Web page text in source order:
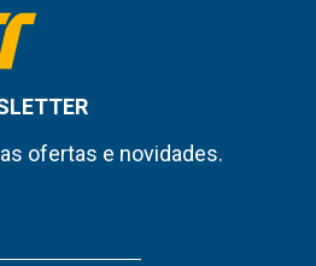
ofertas e novidades.